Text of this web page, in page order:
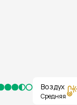
Воздух
Средняя